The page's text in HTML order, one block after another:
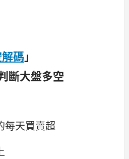
碼」
斷大盤多空
每天買賣超